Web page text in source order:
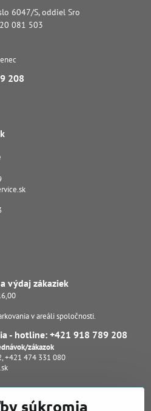
6047/S, oddiel Sro
081 503
208
výdaj zákaziek
v areáli spoločnosti.
- hotline: +421 918 789 208
zákazok
,+421 474 331 080
oddelenia
súkromia